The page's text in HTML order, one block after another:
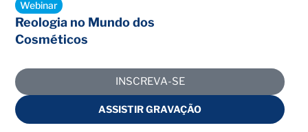
Webinar
Reologia no Mundo dos
Cosméticos
INSCREVA-SE
ASSISTIR GRAVAÇÃO